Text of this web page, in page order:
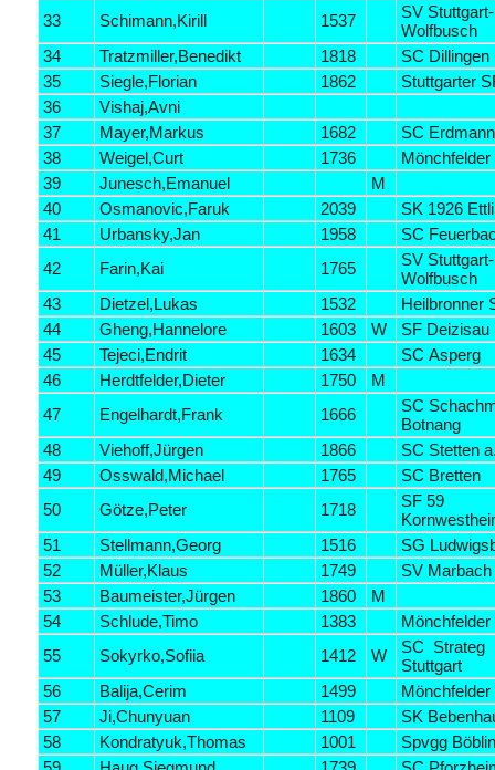
33
Schimann,Kirill 1537
SV Stuttgart-
Wolfbusch
34
Tratzmiller,Benedikt 1818
SC Dillingen
35
Siegle,Florian 1862
Stuttgarter
36
Vishaj,Avni
37
Mayer,Markus 1682
SC
38
Weigel,Curt 1736
Mönchfelder
39
Junesch,Emanuel
M
40
Osmanovic,Faruk 2039
SK 1926
41
Urbansky,Jan 1958
SC
42
Farin,Kai 1765
SV Stuttgart-
Wolfbusch
43
Dietzel,Lukas 1532
Heilbronner
44
Gheng,Hannelore 1603 W
SF Deizisau
45
Tejeci,Endrit 1634
SC Asperg
46
Herdtfelder,Dieter 1750
M
47
Engelhardt,Frank 1666
SC
Botnang
48
Viehoff,Jürgen 1866
SC Stetten
49
Osswald,Michael 1765
SC Bretten
50
Götze,Peter 1718
SF 59
51
Stellmann,Georg 1516
SG
52
Müller,Klaus 1749
SV Marbach
53
Baumeister,Jürgen 1860
M
54
Schlude,Timo 1383
Mönchfelder
55
Sokyrko,Sofiia 1412 W
SC Strateg
Stuttgart
56
Balija,Cerim 1499
Mönchfelder
57
Ji,Chunyuan 1109
SK
58
Kondratyuk,Thomas 1001
Spvgg